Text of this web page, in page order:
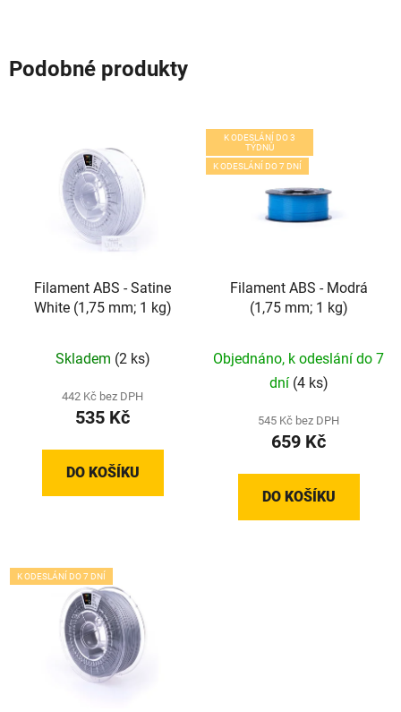
Podobné produkty
Filament ABS - Satine
White (1,75 mm; 1 kg)
Skladem (2 ks)
442 Kč bez DPH
535 Kč
DO KOŠÍKU
K ODESLÁNÍ DO 3
TÝDNŮ
K ODESLÁNÍ DO 7 DNÍ
Filament ABS - Modrá
(1,75 mm; 1 kg)
Objednáno, k odeslání do 7
dní (4 ks)
545 Kč bez DPH
659 Kč
DO KOŠÍKU
K ODESLÁNÍ DO 7 DNÍ